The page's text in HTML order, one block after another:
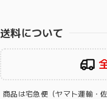
送料について
商品は宅急便（ヤマト運輸・